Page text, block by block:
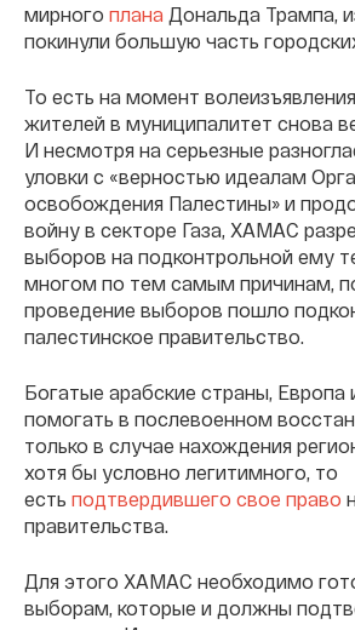
мирного плана Дональда Трампа,
покинули большую часть
То есть на момент
жителей в муниципалитет снова
И несмотря на серьезные
уловки с «верностью идеалам
освобождения Палестины» и
войну в секторе Газа, ХАМАС
выборов на подконтрольной ему
многом по тем самым причинам,
проведение выборов пошло
палестинское правительство.
Богатые арабские страны,
помогать в послевоенном
только в случае нахождения
хотя бы условно легитимного, то
есть подтвердившего свое право
правительства.
Для этого ХАМАС необходимо
выборам, которые и должны